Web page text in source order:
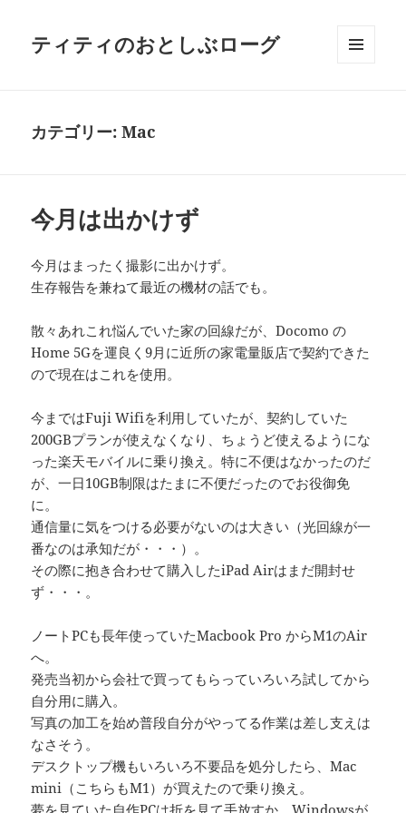
ティティのおとしぶローグ
カテゴリー:Mac
今月は出かけず
今月はまったく撮影に出かけず。
生存報告を兼ねて最近の機材の話でも。
散々あれこれ悩んでいた家の回線だが、Docomo の
Home 5Gを運良く9月に近所の家電量販店で契約できた
ので現在はこれを使用。
今まではFuji Wifiを利用していたが、契約していた
200GBプランが使えなくなり、ちょうど使えるようにな
った楽天モバイルに乗り換え。特に不便はなかったのだ
が、一日10GB制限はたまに不便だったのでお役御免
に。
通信量に気をつける必要がないのは大きい（光回線が一
番なのは承知だが・・・）。
その際に抱き合わせて購入したiPad Airはまだ開封せ
ず・・・。
ノートPCも長年使っていたMacbook Pro からM1のAir
へ。
発売当初から会社で買ってもらっていろいろ試してから
自分用に購入。
写真の加工を始め普段自分がやってる作業は差し支えは
なさそう。
デスクトップ機もいろいろ不要品を処分したら、Mac
mini（こちらもM1）が買えたので乗り換え。